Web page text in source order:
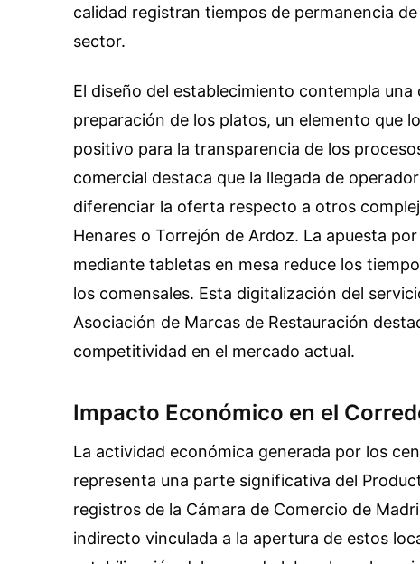
calidad registran tiempos de permanencia
sector.
El diseño del establecimiento contempla
preparación de los platos, un elemento que
positivo para la transparencia de los
comercial destaca que la llegada de
diferenciar la oferta respecto a otros
Henares o Torrejón de Ardoz. La apuesta
mediante tabletas en mesa reduce los
los comensales. Esta digitalización del
Asociación de Marcas de Restauración
competitividad en el mercado actual.
Impacto Económico en el
La actividad económica generada por los
representa una parte significativa del
registros de la Cámara de Comercio de
indirecto vinculada a la apertura de estos